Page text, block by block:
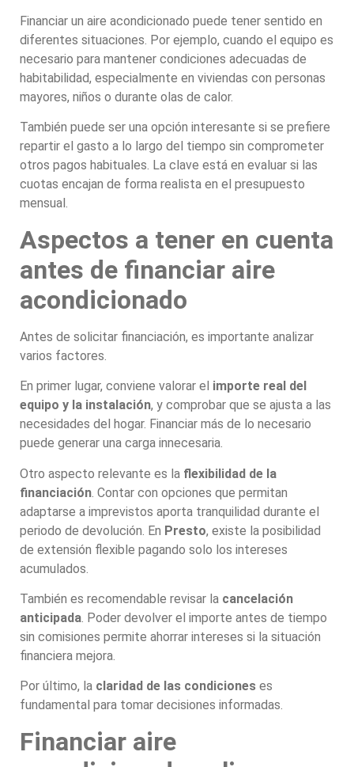
Financiar un aire acondicionado puede tener sentido en
diferentes situaciones. Por ejemplo, cuando el equipo es
necesario para mantener condiciones adecuadas de
habitabilidad, especialmente en viviendas con personas
mayores, niños o durante olas de calor.
También puede ser una opción interesante si se prefiere
repartir el gasto a lo largo del tiempo sin comprometer
otros pagos habituales. La clave está en evaluar si las
cuotas encajan de forma realista en el presupuesto
mensual.
Aspectos a tener en cuenta
antes de financiar aire
acondicionado
Antes de solicitar financiación, es importante analizar
varios factores.
En primer lugar, conviene valorar el importe real del
equipo y la instalación, y comprobar que se ajusta a las
necesidades del hogar. Financiar más de lo necesario
puede generar una carga innecesaria.
Otro aspecto relevante es la flexibilidad de la
financiación . Contar con opciones que permitan
adaptarse a imprevistos aporta tranquilidad durante el
periodo de devolución. En Presto, existe la posibilidad
de extensión flexible pagando solo los intereses
acumulados.
También es recomendable revisar la cancelación
anticipada. Poder devolver el importe antes de tiempo
sin comisiones permite ahorrar intereses si la situación
financiera mejora.
Por último, la claridad de las condiciones es
fundamental para tomar decisiones informadas.
Financiar aire